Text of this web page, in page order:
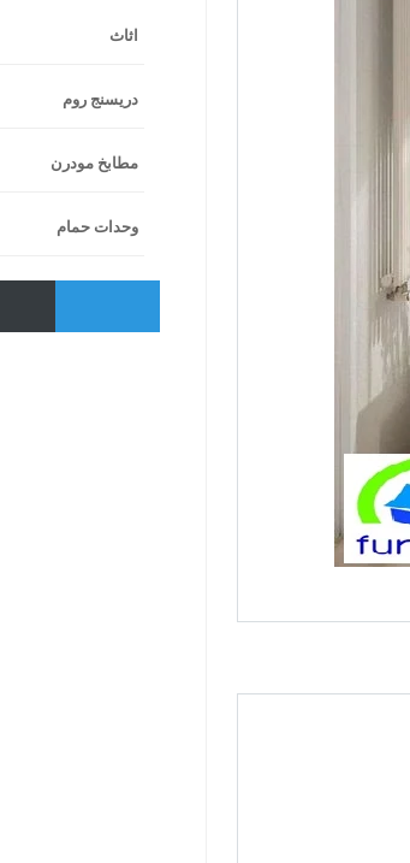
اثاث
دريسنج روم
مطابخ مودرن
وحدات حمام